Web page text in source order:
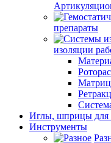
препараты
изоляции
Иглы, шприцы для
Инструменты